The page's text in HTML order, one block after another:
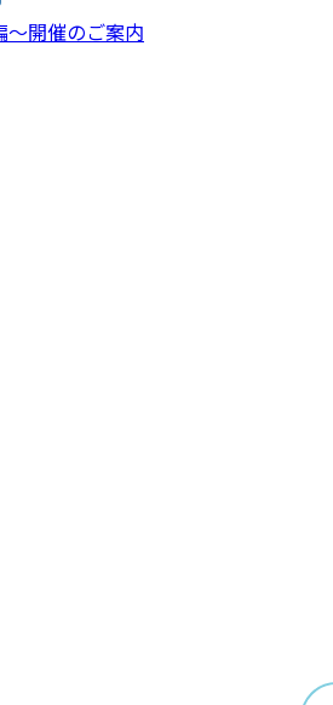
～開催のご案内